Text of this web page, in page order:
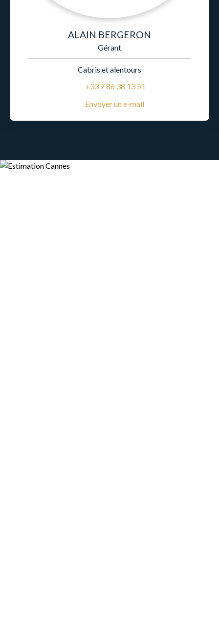
ALAIN BERGERON
Gérant
Cabris et alentours
+33 7 86 38 13 51
Envoyer un e-mail